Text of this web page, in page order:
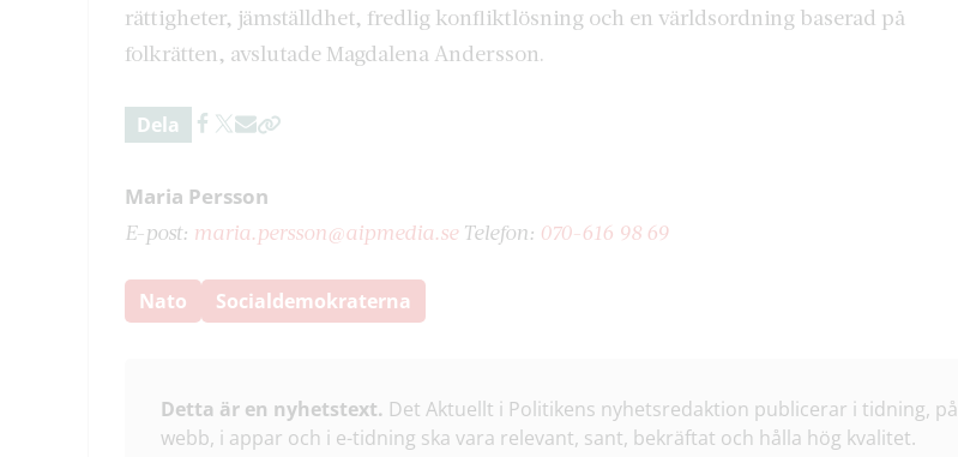
rättigheter, jämställdhet, fredlig konfliktlösning och en världsordning baserad på
folkrätten, avslutade Magdalena Andersson.
Dela
Maria Persson
E-post: maria.persson@aipmedia.seTelefon: 070-616 98 69
Nato Socialdemokraterna
Detta är en nyhetstext. Det Aktuellt i Politikens nyhetsredaktion publicerar i tidning, på
webb, i appar och i e-tidning ska vara relevant, sant, bekräftat och hålla hög kvalitet.